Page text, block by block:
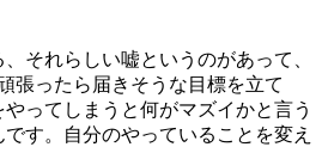
それらしい嘘というのがあって、
張ったら届きそうな目標を立て
ってしまうと何がマズイかと言う
す。自分のやっていることを変え